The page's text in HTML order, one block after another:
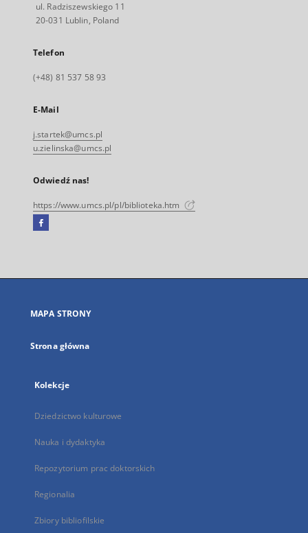
ul. Radziszewskiego 11
20-031 Lublin, Poland
Telefon
(+48) 81 537 58 93
E-Mail
j.startek@umcs.pl
u.zielinska@umcs.pl
Odwiedź nas!
https://www.umcs.pl/pl/biblioteka.htm
Facebook
się
karcie
MAPA STRONY
Strona główna
Kolekcje
Dziedzictwo kulturowe
Nauka i dydaktyka
Repozytorium prac doktorskich
Regionalia
Zbiory bibliofilskie